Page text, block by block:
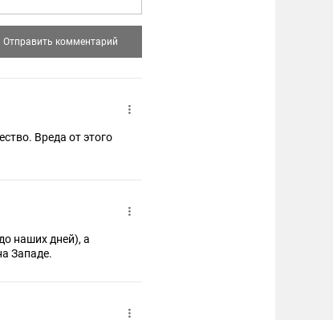
Вреда от этого
наших дней), а
Западе.